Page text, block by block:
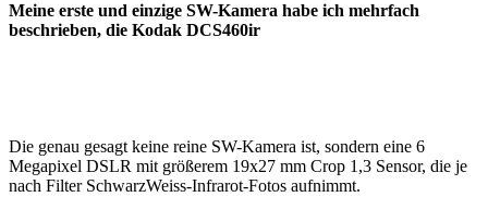
Meine erste und einzige SW-Kamera habe ich mehrfach
beschrieben, die Kodak DCS460ir
Die genau gesagt keine reine SW-Kamera ist, sondern eine 6
Megapixel DSLR mit größerem 19x27 mm Crop 1,3 Sensor, die je
nach Filter SchwarzWeiss-Infrarot-Fotos aufnimmt.